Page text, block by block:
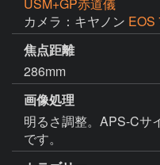
USM+GP赤道儀
カメラ：キヤノン EOS
焦点距離
286mm
画像処理
明るさ調整。APS-Cサ
です。